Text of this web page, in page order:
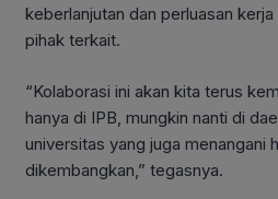
keberlanjutan dan perluasan
pihak terkait.
“Kolaborasi ini akan kita terus
hanya di IPB, mungkin nanti di
universitas yang juga menangani
dikembangkan,” tegasnya.